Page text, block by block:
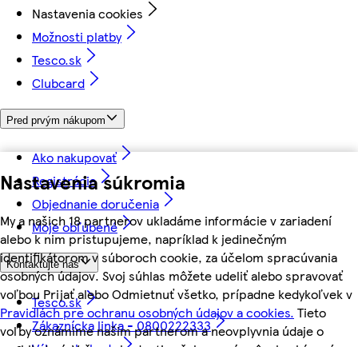
Nastavenia súkromia
My a našich 18 partnerov ukladáme informácie v zariadení
alebo k nim pristupujeme, napríklad k jedinečným
identifikátorom v súboroch cookie, za účelom spracúvania
osobných údajov. Svoj súhlas môžete udeliť alebo spravovať
voľbou Prijať alebo Odmietnuť všetko, prípadne kedykoľvek v
Pravidlách pre ochranu osobných údajov a cookies. Tieto
voľby oznámime našim partnerom a neovplyvnia údaje o
Nastavenia cookies
Možnosti platby
Tesco.sk
Clubcard
Pred prvým nákupom
Ako nakupovať
Registrácia
Objednanie doručenia
Moje obľúbené
Kontaktujte nás
Tesco.sk
Zákaznícka linka - 0800222333